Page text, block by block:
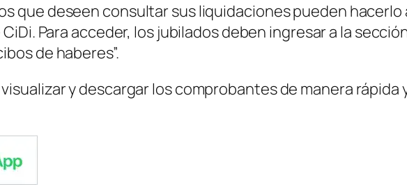
que deseen consultar sus liquidaciones pueden hacerlo
Para acceder, los jubilados deben ingresar a la
de haberes”.
y descargar los comprobantes de manera rápida